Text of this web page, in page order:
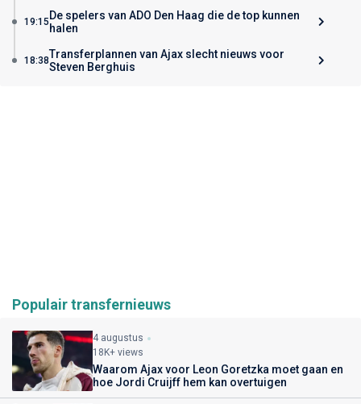
19:15 De spelers van ADO Den Haag die de top kunnen
halen
18:38Transferplannen van Ajax slecht nieuws voor
Steven Berghuis
Populair transfernieuws
4 augustus
18K+ views
Waarom Ajax voor Leon Goretzka moet gaan en
hoe Jordi Cruijff hem kan overtuigen